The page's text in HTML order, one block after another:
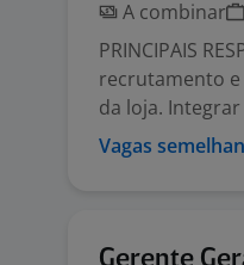
A combinar
PRINCIPAIS
recrutamento
da loja.
Vagas